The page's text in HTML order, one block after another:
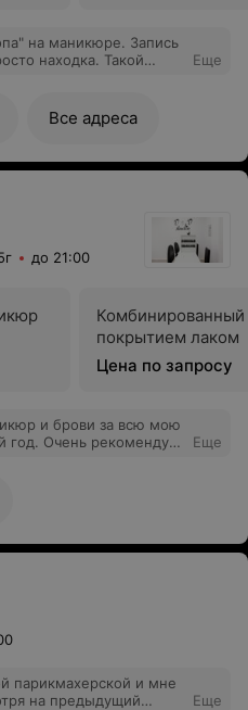
на маникюре. Запись
находка. Такой
Я к вам хожу на все
вроде с мая.
таких профессионалов!
теперь ее клиент.
спасибо.
Еще
Все адреса
до 21:00
покрытием лаком
Цена по запросу
и брови за всю мою
год. Очень рекомендую!
Еще
парикмахерской и мне
на предыдущий
Еще